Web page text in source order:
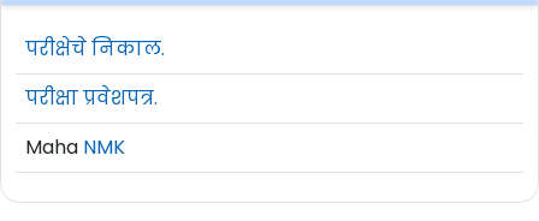
परीक्षेचे निकाल.
परीक्षा प्रवेशपत्र.
Maha NMK